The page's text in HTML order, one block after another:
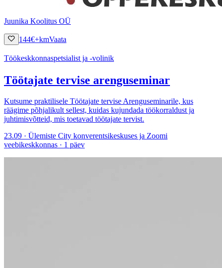
Juunika Koolitus OÜ
144€+kmVaata
Töökeskkonnaspetsialist ja -volinik
Töötajate tervise arenguseminar
Kutsume praktilisele Töötajate tervise Arenguseminarile, kus
räägime põhjalikult sellest, kuidas kujundada töökorraldust ja
juhtimisvõtteid, mis toetavad töötajate tervist.
23.09 · Ülemiste City konverentsikeskuses ja Zoomi
veebikeskkonnas · 1 päev